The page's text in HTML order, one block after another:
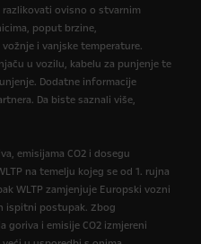
ovisno o stvarnim
poput brzine,
i vanjske temperature.
u vozilu, kabelu za punjenje te
Dodatne informacije
Da biste saznali više,
emisijama CO2 i dosegu
na temelju kojeg se od 1. rujna
WLTP zamjenjuje Europski vozni
ispitni postupak. Zbog
i emisije CO2 izmjereni